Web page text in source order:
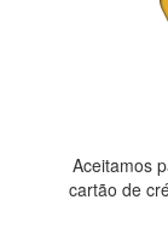
Aceitamos
cartão de